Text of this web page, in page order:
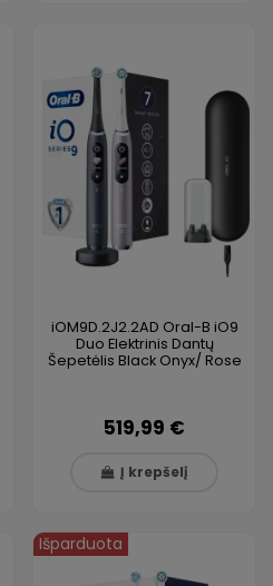
iOM9D.2J2.2AD Oral-B iO9
Duo Elektrinis Dantų
Šepetėlis Black Onyx/ Rose
519,99 €
Į krepšelį
Išparduota